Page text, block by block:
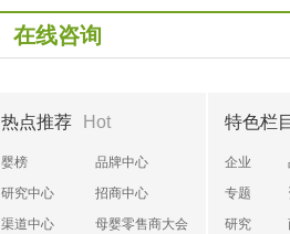
在线咨询
热点推荐 Hot
婴榜
品牌中心
研究中心
招商中心
渠道中心
母婴零售商大会
特色栏目
企业
专题
研究